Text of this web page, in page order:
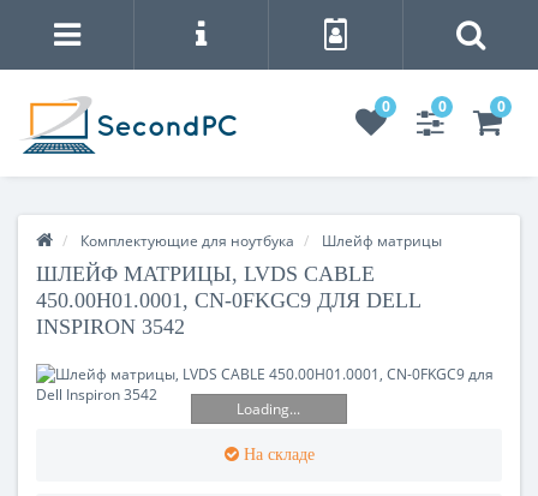
0 0 0
Комплектующие для ноутбука Шлейф матрицы
ШЛЕЙФ МАТРИЦЫ, LVDS CABLE
450.00H01.0001, CN-0FKGC9 ДЛЯ DELL
INSPIRON 3542
Loading...
На складе